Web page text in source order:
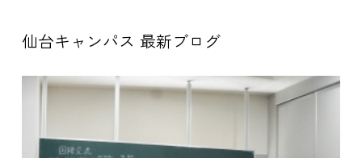
仙台キャンパス 最新ブログ